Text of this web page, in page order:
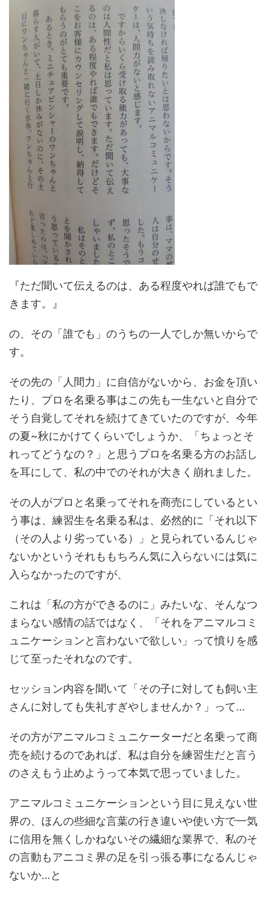
『ただ聞いて伝えるのは、ある程度やれば誰でもで
きます。』
の、その「誰でも」のうちの一人でしか無いからで
す。
その先の「人間力」に自信がないから、お金を頂い
たり、プロを名乗る事はこの先も一生ないと自分で
そう自覚してそれを続けてきていたのですが、今年
の夏~秋にかけてくらいでしょうか、「ちょっとそ
れってどうなの？」と思うプロを名乗る方のお話し
を耳にして、私の中でのそれが大きく崩れました。
その人がプロと名乗ってそれを商売にしているとい
う事は、練習生を名乗る私は、必然的に「それ以下
（その人より劣っている）」と見られているんじゃ
ないかというそれももちろん気に入らないには気に
入らなかったのですが、
これは「私の方ができるのに」みたいな、そんなつ
まらない感情の話ではなく、「それをアニマルコミ
ュニケーションと言わないで欲しい」って憤りを感
じて至ったそれなのです。
セッション内容を聞いて「その子に対しても飼い主
さんに対しても失礼すぎやしませんか？」って…
その方がアニマルコミュニケーターだと名乗って商
売を続けるのであれば、私は自分を練習生だと言う
のさえもう止めようって本気で思っていました。
アニマルコミュニケーションという目に見えない世
界の、ほんの些細な言葉の行き違いや使い方で一気
に信用を無くしかねないその繊細な業界で、私のそ
の言動もアニコミ界の足を引っ張る事になるんじゃ
ないか…と